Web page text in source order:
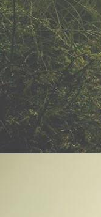
IMG_20230426_181115